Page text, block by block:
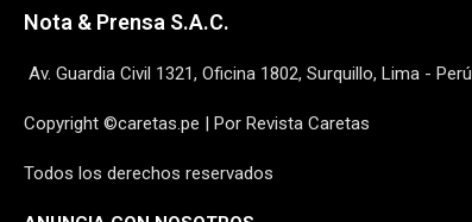
Nota & Prensa S.A.C.
Av. Guardia Civil 1321, Oficina 1802, Surquillo, Lima - Perú
Copyright ©caretas.pe | Por Revista Caretas
Todos los derechos reservados